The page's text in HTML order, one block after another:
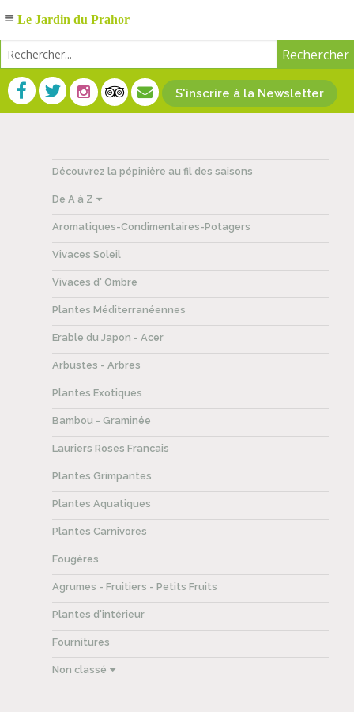
S'inscrire à la Newsletter
Découvrez la pépinière au fil des saisons
De A à Z
Aromatiques-Condimentaires-Potagers
Vivaces Soleil
Vivaces d' Ombre
Plantes Méditerranéennes
Erable du Japon - Acer
Arbustes - Arbres
Plantes Exotiques
Bambou - Graminée
Lauriers Roses Francais
Plantes Grimpantes
Plantes Aquatiques
Plantes Carnivores
Fougères
Agrumes - Fruitiers - Petits Fruits
Plantes d'intérieur
Fournitures
Non classé
Le Jardin du Prahor